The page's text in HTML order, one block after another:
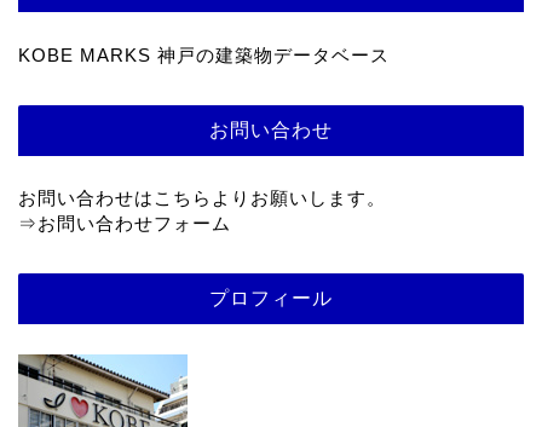
KOBE MARKS 神戸の建築物データベース
お問い合わせ
お問い合わせはこちらよりお願いします。
⇒お問い合わせフォーム
プロフィール